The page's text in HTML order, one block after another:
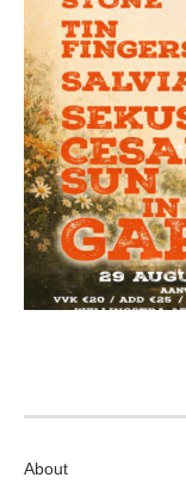
About